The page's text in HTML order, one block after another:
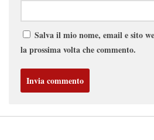
Salva il mio nome, email e sito
la prossima volta che commento.